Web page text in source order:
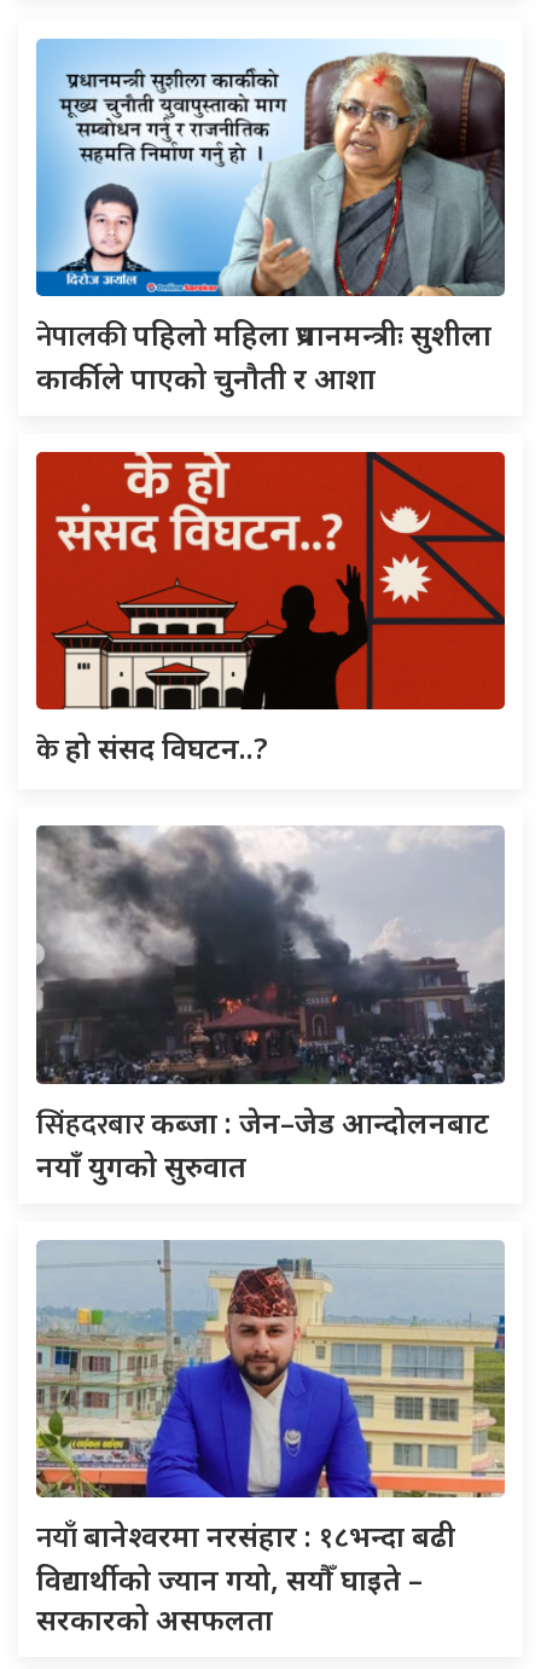
नेपालकीपहिलो महिला प्रधानमन्त्रीः सुशीला
कार्कीले पाएको चुनौती र आशा
केहो संसद विघटन..?
सिंहदरबारकब्जा : जेन–जेड आन्दोलनबाट
नयाँ युगको सुरुवात
नयाँबानेश्वरमा नरसंहार : १८भन्दा बढी
विद्यार्थीको ज्यान गयो, सयौँ घाइते –
सरकारको असफलता